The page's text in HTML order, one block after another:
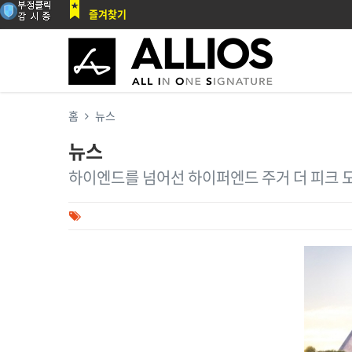
즐겨찾기
홈 뉴스
뉴스
하이엔드를 넘어선 하이퍼엔드 주거 더 피크